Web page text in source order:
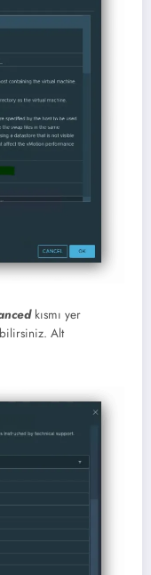
kısmı yer
Alt